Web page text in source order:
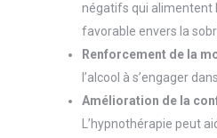
négatifs qui alimentent
favorable envers la
Renforcement de la
l’alcool à s’engager
Amélioration de la
L’hypnothérapie peut